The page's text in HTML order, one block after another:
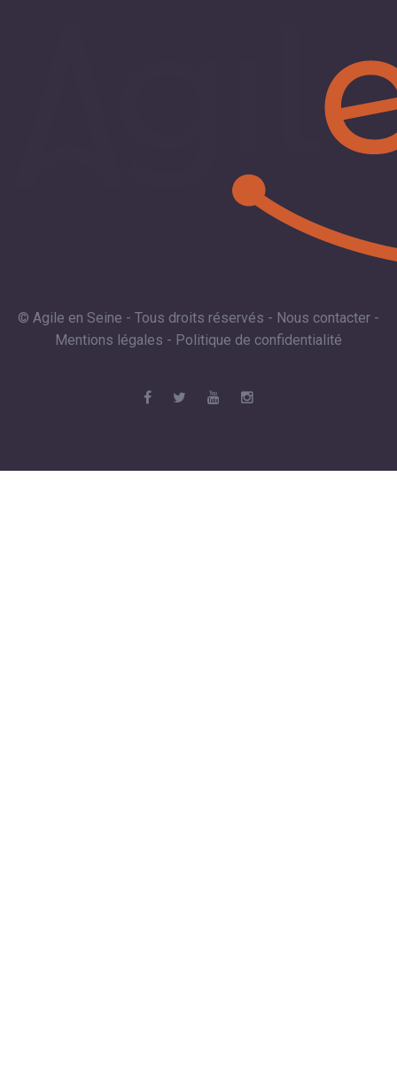
© Agile en Seine - Tous droits réservés - Nous contacter -
Mentions légales - Politique de confidentialité